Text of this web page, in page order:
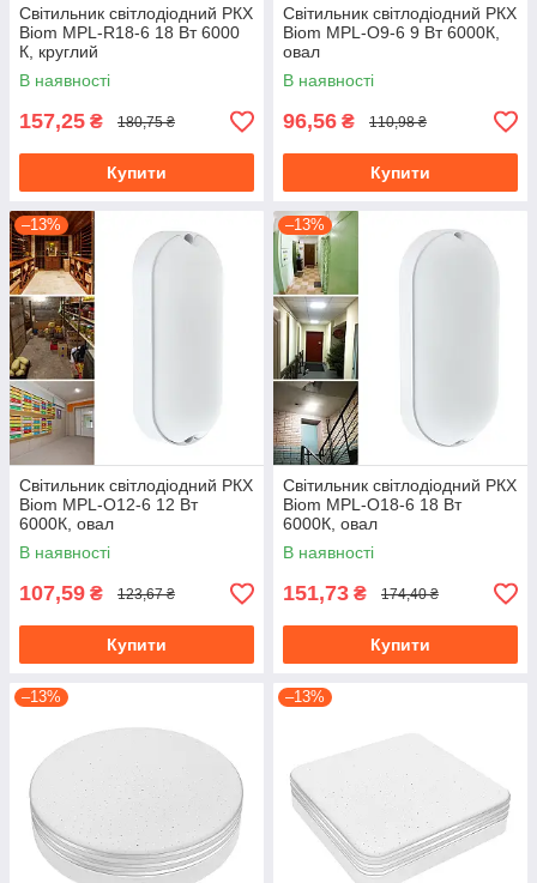
Світильник світлодіодний РКХ
Biom MPL-R18-6 18 Вт 6000
К, круглий
В наявності
157,25 ₴ 180,75 ₴
Купити
Світильник світлодіодний РКХ
Biom MPL-О9-6 9 Вт 6000К,
овал
В наявності
96,56 ₴ 110,98 ₴
Купити
–13%
Світильник світлодіодний РКХ
Biom MPL-О12-6 12 Вт
6000К, овал
В наявності
107,59 ₴ 123,67 ₴
Купити
–13%
Світильник світлодіодний РКХ
Biom MPL-О18-6 18 Вт
6000К, овал
В наявності
151,73 ₴ 174,40 ₴
Купити
–13% –13%